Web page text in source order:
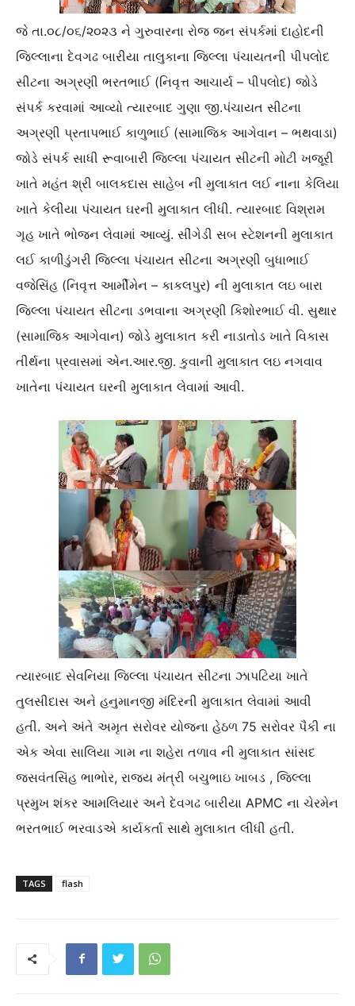
જે તા.૦૮/૦૬/૨૦૨૩ ને ગુરુવારના રોજ જન સંપર્કમાં દાહોદની
જિલ્લાના દેવગઢ બારીયા તાલુકાના જિલ્લા પંચાયતની પીપલોદ
સીટના અગ્રણી ભરતભાઈ (નિવૃત્ત આચાર્ય – પીપલોદ) જોડે
સંપર્ક કરવામાં આવ્યો ત્યારબાદ ગુણા જી.પંચાયત સીટના
અગ્રણી પ્રતાપભાઈ કાળુભાઈ (સામાજિક આગેવાન – ભથવાડા)
જોડે સંપર્ક સાધી રૂવાબારી જિલ્લા પંચાયત સીટની મોટી ખજૂરી
ખાતે મહંત શ્રી બાલકદાસ સાહેબ ની મુલાકાત લઈ નાના કેલિયા
ખાતે કેલીયા પંચાયત ઘરની મુલાકાત લીધી. ત્યારબાદ વિશ્રામ
ગૃહ ખાતે ભોજન લેવામાં આવ્યું. સીંગેડી સબ સ્ટેશનની મુલાકાત
લઈ કાળીડુંગરી જિલ્લા પંચાયત સીટના અગ્રણી બુધાભાઈ
વજેસિંહ (નિવૃત્ત આર્મીમેન – કાકલપુર) ની મુલાકાત લઇ બારા
જિલ્લા પંચાયત સીટના ડભવાના અગ્રણી કિશોરભાઈ વી. સુથાર
(સામાજિક આગેવાન) જોડે મુલાકાત કરી નાડાતોડ ખાતે વિકાસ
તીર્થના પ્રવાસમાં એન.આર.જી. કુવાની મુલાકાત લઇ નગવાવ
ખાતેના પંચાયત ઘરની મુલાકાત લેવામાં આવી.
ત્યારબાદ સેવનિયા જિલ્લા પંચાયત સીટના ઝાપટિયા ખાતે
તુલસીદાસ અને હનુમાનજી મંદિરની મુલાકાત લેવામાં આવી
હતી. અને અંતે અમૃત સરોવર યોજના હેઠળ 75 સરોવર પૈકી ના
એક એવા સાલિયા ગામ ના શહેરા તળાવ ની મુલાકાત સાંસદ
જસવંતસિંહ ભાભોર, રાજ્ય મંત્રી બચુભાઇ ખાબડ , જિલ્લા
પ્રમુખ શંકર આમલિયાર અને દેવગઢ બારીયા APMC ના ચેરમેન
ભરતભાઈ ભરવાડએ કાર્યકર્તા સાથે મુલાકાત લીધી હતી.
TAGS flash